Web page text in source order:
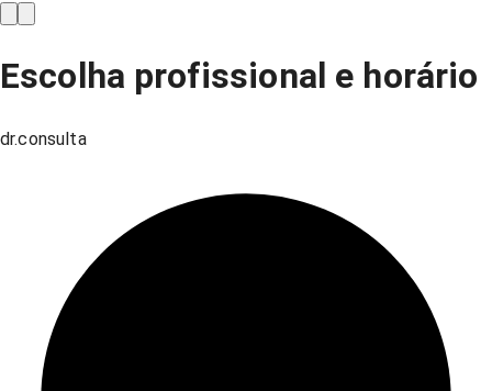
Escolha profissional e horário
dr.consulta